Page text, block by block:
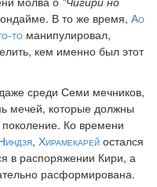
В то же время, Ао
то манипулировал,
кем именно был этот
среди Семи мечников,
мечей, которые должны
Ко времени
, Хирамекарей остался
в распоряжении Кири, а
расформирована.